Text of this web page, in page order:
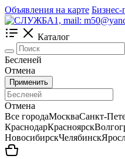
Объявления на карте
Каталог
Бесленей
Отмена
Применить
Отмена
Все городаМоскваСанкт-
КраснодарКрасноярск
НовосибирскЧелябинск